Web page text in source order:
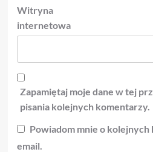
Witryna
internetowa
Zapamiętaj moje dane w tej
pisania kolejnych komentarzy.
Powiadom mnie o
email.